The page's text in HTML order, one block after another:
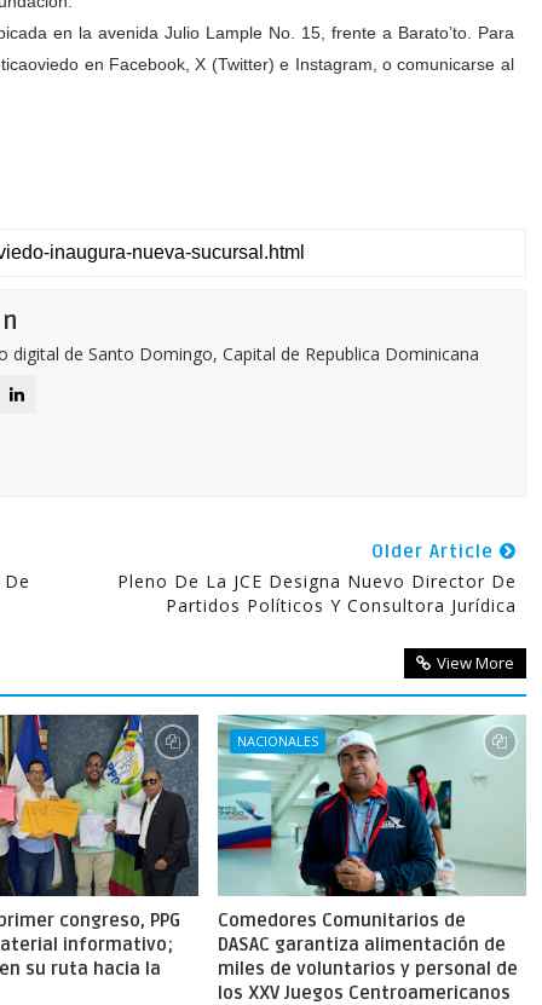
en la avenida Julio Lample No. 15, frente a Barato’to. Para
en Facebook, X (Twitter) e Instagram, o comunicarse al
digital de Santo Domingo, Capital de Republica Dominicana
Older Article
Pleno De La JCE Designa Nuevo Director De
Partidos Políticos Y Consultora Jurídica
View More
congreso, PPG
informativo;
su ruta hacia la
NACIONALES
Comedores Comunitarios de
DASAC garantiza alimentación de
miles de voluntarios y personal de
los XXV Juegos Centroamericanos